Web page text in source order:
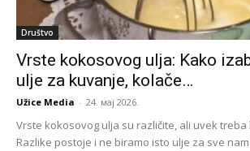
Društvo
Vrste kokosovog ulja: Kako
ulje za kuvanje, kolače…
Užice Media - 24. мај 2026.
Vrste kokosovog ulja su različite, ali uvek
Razlike postoje i ne biramo isto ulje za sve